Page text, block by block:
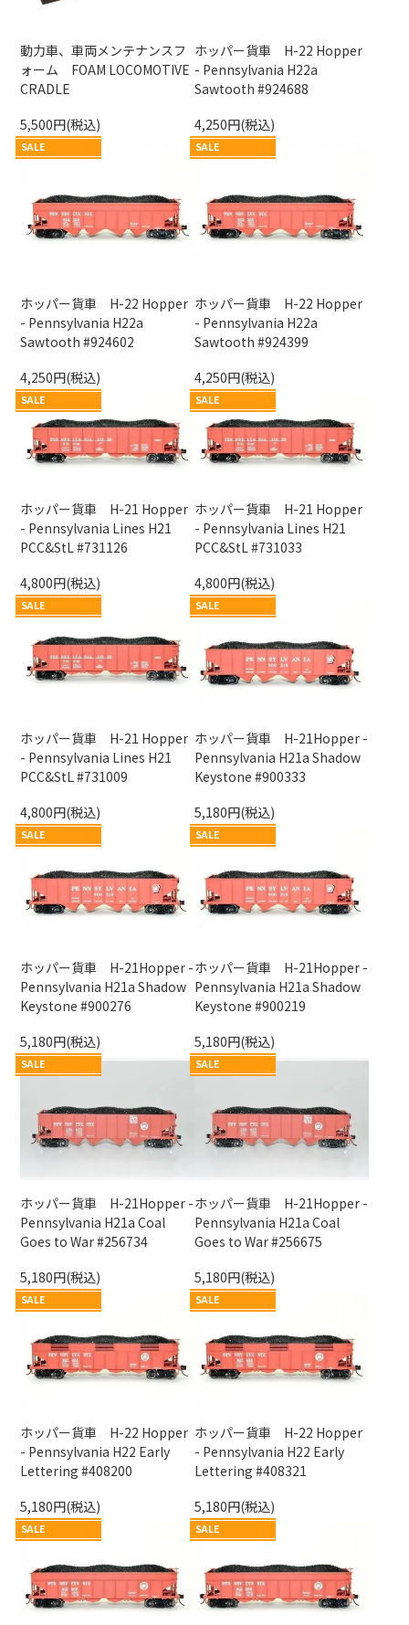
動力車、車両メンテナンスフ
ォーム FOAM LOCOMOTIVE
CRADLE
5,500円(税込)
ホッパー貨車 H-22 Hopper
- Pennsylvania H22a
Sawtooth #924688
4,250円(税込)
SALE
ホッパー貨車 H-22 Hopper
- Pennsylvania H22a
Sawtooth #924602
4,250円(税込)
SALE
ホッパー貨車 H-22 Hopper
- Pennsylvania H22a
Sawtooth #924399
4,250円(税込)
SALE
ホッパー貨車 H-21 Hopper
- Pennsylvania Lines H21
PCC&StL #731126
4,800円(税込)
SALE
ホッパー貨車 H-21 Hopper
- Pennsylvania Lines H21
PCC&StL #731033
4,800円(税込)
SALE
ホッパー貨車 H-21 Hopper
- Pennsylvania Lines H21
PCC&StL #731009
4,800円(税込)
SALE
ホッパー貨車 H-21Hopper -
Pennsylvania H21a Shadow
Keystone #900333
5,180円(税込)
SALE
ホッパー貨車 H-21Hopper -
Pennsylvania H21a Shadow
Keystone #900276
5,180円(税込)
SALE
ホッパー貨車 H-21Hopper -
Pennsylvania H21a Shadow
Keystone #900219
5,180円(税込)
SALE
ホッパー貨車 H-21Hopper -
Pennsylvania H21a Coal
Goes to War #256734
5,180円(税込)
SALE
ホッパー貨車 H-21Hopper -
Pennsylvania H21a Coal
Goes to War #256675
5,180円(税込)
SALE
ホッパー貨車 H-22 Hopper
- Pennsylvania H22 Early
Lettering #408200
5,180円(税込)
SALE
ホッパー貨車 H-22 Hopper
- Pennsylvania H22 Early
Lettering #408321
5,180円(税込)
SALE SALE